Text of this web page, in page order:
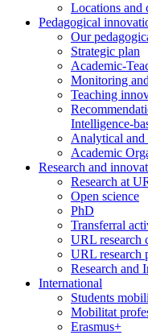
Locations and
Pedagogical
Our
Strategic plan
Academic-
Monitoring
Teaching
Intelligence-
Analytical and
Academic
Research and
Research at
Open science
PhD
Transferral
URL research
URL research
Research and
International
Students
Mobilitat
Erasmus+